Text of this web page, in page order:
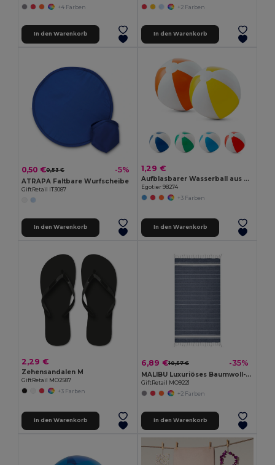
+4 Farben
In den Warenkorb
+2 Farben
In den Warenkorb
0,50 €0,53 € -5%
ATRAPA Faltbare Wurfscheibe
GiftRetail IT3087
In den Warenkorb
1,29 €
Aufblasbarer Wasserball aus PVC
Egotier 98274
+3 Farben
In den Warenkorb
2,29 €
Zehensandalen M
GiftRetail MO2587
+3 Farben
In den Warenkorb
6,89 €10,57 € -35%
MALIBU Luxuriöses Baumwoll-Strandtuch 180g/m²
GiftRetail MO9221
+2 Farben
In den Warenkorb